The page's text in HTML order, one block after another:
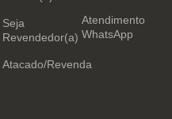
Seja
Revendedor(a)
Atacado/Revenda
Atendimento
WhatsApp